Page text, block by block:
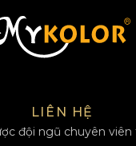
LIÊN HỆ
đội ngũ chuyên